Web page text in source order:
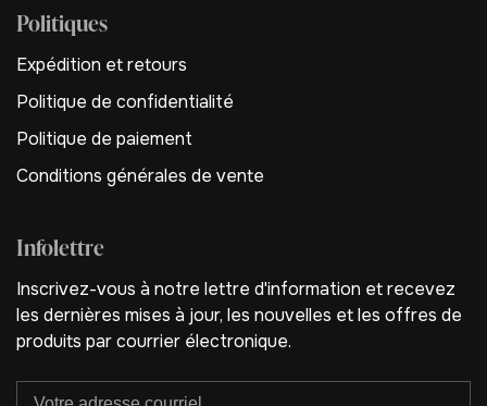
Politiques
Expédition et retours
Politique de confidentialité
Politique de paiement
Conditions générales de vente
Infolettre
Inscrivez-vous à notre lettre d'information et recevez
les dernières mises à jour, les nouvelles et les offres de
produits par courrier électronique.